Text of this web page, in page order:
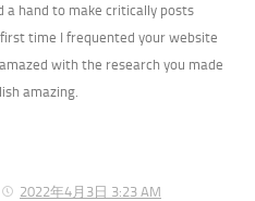
a hand to make critically posts
time I frequented your website
with the research you made
amazing.
2022年4月3日 3:23 AM